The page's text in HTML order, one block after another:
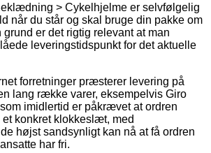
> Cykelhjelme er selvfølgelig
når du står og skal bruge din pakke om
er det rigtig relevant at man
leveringstidspunkt for det aktuelle
forretninger præsterer levering på
lang række varer, eksempelvis Giro
imidlertid er påkrævet at ordren
konkret klokkeslæt, med
højst sandsynligt kan nå at få ordren
har fri.